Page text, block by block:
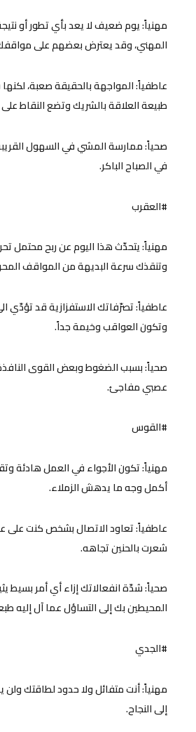
مهنياً: يوم ضعيف لا يعد بأي تطور أو
المهني، وقد يعترض بعضهم على
عاطفياً: المواجهة بالحقيقة صعبة،
طبيعة العلاقة بالشريك وتضع النقاط
صحياً: ممارسة المشي في السهول
في الصباح الباكر.
#العقرب
مهنياً: يتحدّث هذا اليوم عن ربح محتمل
وتنقذك سرعة البديهة من المواقف
عاطفياً: تصرّفاتك الاستفزازية قد تؤدّي
وتكون العواقب وخيمة جداً.
صحياً: بسبب الضغوط وبعض القوى
عصبي مفاجئ.
#القوس
مهنياً: تكون الأجواء في العمل هادئة
أكمل وجه ما يدهش الزملاء.
عاطفياً: تعاود الاتصال بشخص كنت على
شعرت بالحنين تجاهه.
صحياً: شدّة انفعالاتك إزاء أي أمر بسيط
المحيطين بك إلى التساؤل عما آل إليه
#الجدي
مهنياً: أنت متفائل ولا حدود لطاقتك
إلى النجاح.